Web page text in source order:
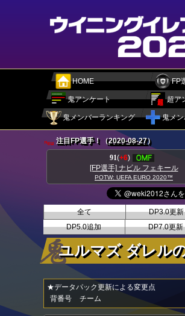
HOME FP
鬼アンケート 超ア
鬼メンバーランキング 鬼メ
注目FP選手！（2020-08-27）
89( +8)
[FP選手] ダニーロ ペレイラ
POTW: UEFA EURO 2020™
全て DP3.0更新
DP5.0追加
DP7.0更新
ユルマズ ダレル
★データパック更新による変更点
背番号
チーム